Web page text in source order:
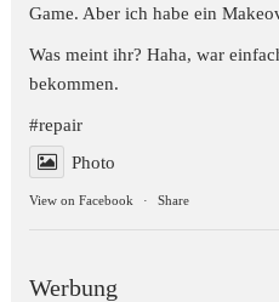
Game. Aber ich habe ein
Was meint ihr? Haha, war
bekommen.
#repair
Photo
View on Facebook · Share
Werbung